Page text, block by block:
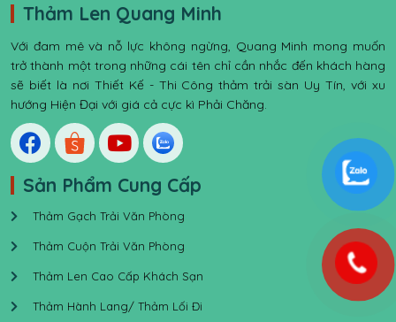
Thảm Len Quang Minh
Với đam mê và nỗ lực không ngừng, Quang Minh mong muốn
trở thành một trong những cái tên chỉ cần nhắc đến khách hàng
sẽ biết là nơi Thiết Kế - Thi Công thảm trải sàn Uy Tín, với xu
hướng Hiện Đại với giá cả cực kì Phải Chăng.
Sản Phẩm Cung Cấp
Thảm Gạch Trải Văn Phòng
Thảm Cuộn Trải Văn Phòng
Thảm Len Cao Cấp Khách Sạn
Thảm Hành Lang/ Thảm Lối Đi